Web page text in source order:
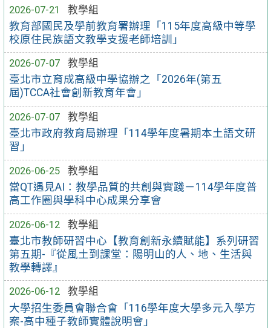
2026-07-21
教學組
教育部國民及學前教育署辦理「115年度高級中等學
校原住民族語文教學支援老師培訓」
2026-07-07
教學組
臺北市立育成高級中學協辦之「2026年(第五
屆)TCCA社會創新教育年會」
2026-07-07
教學組
臺北市政府教育局辦理「114學年度暑期本土語文研
習」
2026-06-25
教學組
當QT遇見AI：教學品質的共創與實踐－114學年度普
高工作圈與學科中心成果分享會
2026-06-12
教學組
臺北市教師研習中心【教育創新永續賦能】系列研習
第五期-『從風土到課堂：陽明山的人、地、生活與
教學轉譯』
2026-06-12
教學組
大學招生委員會聯合會「116學年度大學多元入學方
案-高中種子教師實體說明會」